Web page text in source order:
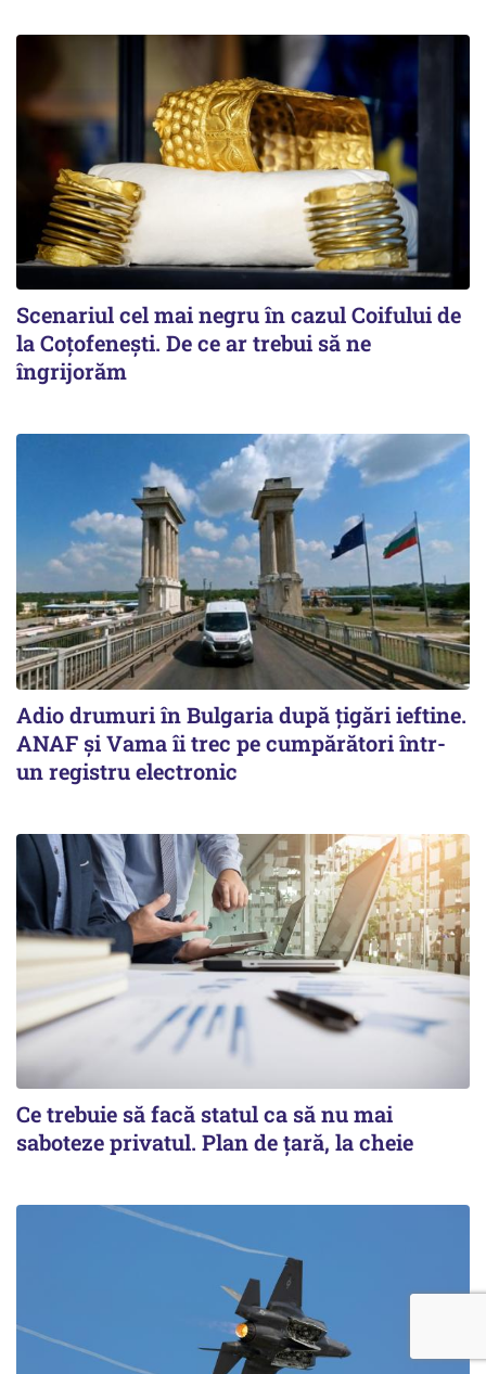
Scenariul cel mai negru în cazul Coifului de
la Coțofenești. De ce ar trebui să ne
îngrijorăm
Adio drumuri în Bulgaria după țigări ieftine.
ANAF și Vama îi trec pe cumpărători într-
un registru electronic
Ce trebuie să facă statul ca să nu mai
saboteze privatul. Plan de țară, la cheie